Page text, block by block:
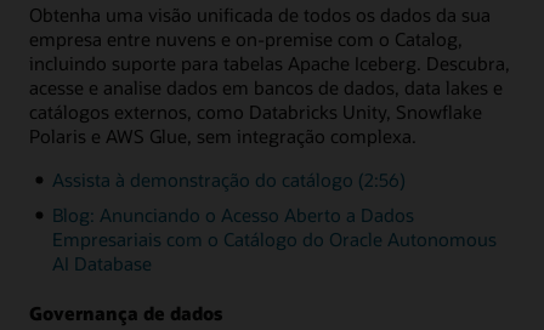
Obtenha uma visão unificada de todos os dados da sua
empresa entre nuvens e on-premise com o Catalog,
incluindo suporte para tabelas Apache Iceberg. Descubra,
acesse e analise dados em bancos de dados, data lakes e
catálogos externos, como Databricks Unity, Snowflake
Polaris e AWS Glue, sem integração complexa.
Assista à demonstração do catálogo (2:56)
Blog: Anunciando o Acesso Aberto a Dados
Empresariais com o Catálogo do Oracle Autonomous
AI Database
Governança de dados